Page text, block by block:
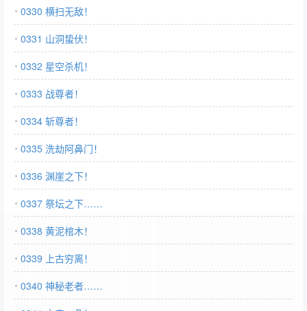
0330 横扫无敌！
0331 山洞蛰伏！
0332 星空杀机！
0333 战尊者！
0334 斩尊者！
0335 洗劫阿鼻门！
0336 渊崖之下！
0337 祭坛之下……
0338 黄泥棺木！
0339 上古穷离！
0340 神秘老者……